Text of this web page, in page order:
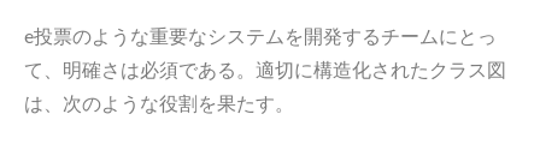
e投票のような重要なシステムを開発するチームにとっ
て、明確さは必須である。適切に構造化されたクラス図
は、次のような役割を果たす。